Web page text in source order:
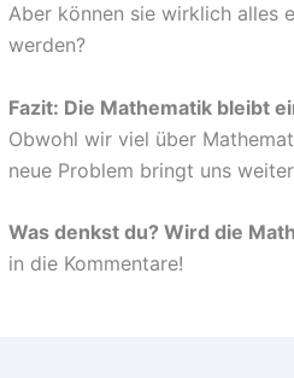
Aber können sie wirklich alles
werden?
Fazit: Die Mathematik bleibt
Obwohl wir viel über
neue Problem bringt uns
Was denkst du? Wird die
in die Kommentare!